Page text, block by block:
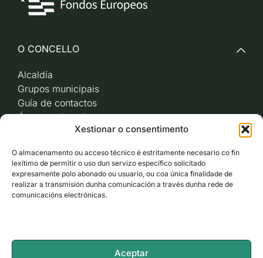
Xestionar o consentimento
O almacenamento ou acceso técnico é estritamente necesario co fin
lexítimo de permitir o uso dun servizo específico solicitado
expresamente polo abonado ou usuario, ou coa única finalidade de
realizar a transmisión dunha comunicación a través dunha rede de
comunicacións electrónicas.
Aceptar
O CONCELLO
Alcaldía
Grupos municipais
Guía de contactos
Órganos de goberno
Acceso a videoactas
xunta de goberno local
Imaxe corporativa
CARBALLO AO DÍA